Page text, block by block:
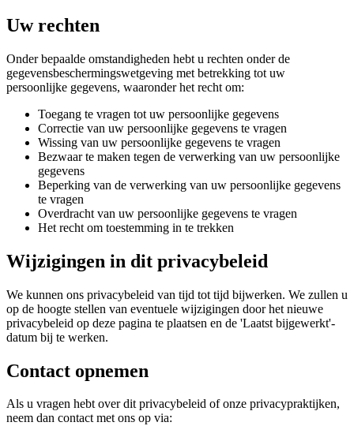
Uw rechten
Onder bepaalde omstandigheden hebt u rechten onder de
gegevensbeschermingswetgeving met betrekking tot uw
persoonlijke gegevens, waaronder het recht om:
Toegang te vragen tot uw persoonlijke gegevens
Correctie van uw persoonlijke gegevens te vragen
Wissing van uw persoonlijke gegevens te vragen
Bezwaar te maken tegen de verwerking van uw persoonlijke
gegevens
Beperking van de verwerking van uw persoonlijke gegevens
te vragen
Overdracht van uw persoonlijke gegevens te vragen
Het recht om toestemming in te trekken
Wijzigingen in dit privacybeleid
We kunnen ons privacybeleid van tijd tot tijd bijwerken. We zullen u
op de hoogte stellen van eventuele wijzigingen door het nieuwe
privacybeleid op deze pagina te plaatsen en de 'Laatst bijgewerkt'-
datum bij te werken.
Contact opnemen
Als u vragen hebt over dit privacybeleid of onze privacypraktijken,
neem dan contact met ons op via: